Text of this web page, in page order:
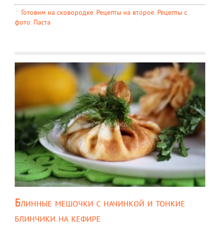
Готовим на сковородке, Рецепты на второе, Рецепты c
фото, Паста
Блинные мешочки с начинкой и тонкие
блинчики на кефире